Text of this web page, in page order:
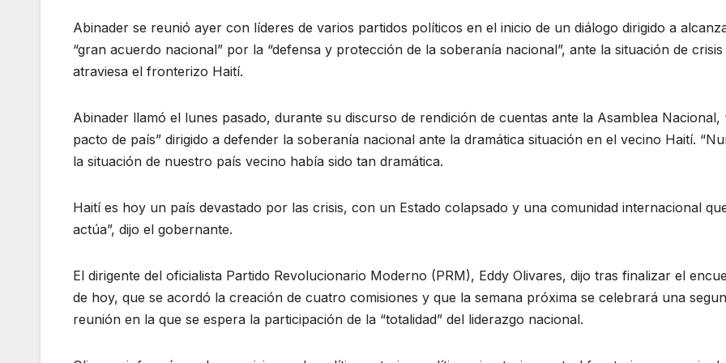
Abinader se reunió ayer con líderes de varios partidos políticos en el inicio de un diálogo dirigido a
“gran acuerdo nacional” por la “defensa y protección de la soberanía nacional”, ante la situación de crisis
atraviesa el fronterizo Haití.
Abinader llamó el lunes pasado, durante su discurso de rendición de cuentas ante la Asamblea Nacional,
pacto de país” dirigido a defender la soberanía nacional ante la dramática situación en el vecino Haití.
la situación de nuestro país vecino había sido tan dramática.
Haití es hoy un país devastado por las crisis, con un Estado colapsado y una comunidad internacional
actúa”, dijo el gobernante.
El dirigente del oficialista Partido Revolucionario Moderno (PRM), Eddy Olivares, dijo tras finalizar el
de hoy, que se acordó la creación de cuatro comisiones y que la semana próxima se celebrará una
reunión en la que se espera la participación de la “totalidad” del liderazgo nacional.